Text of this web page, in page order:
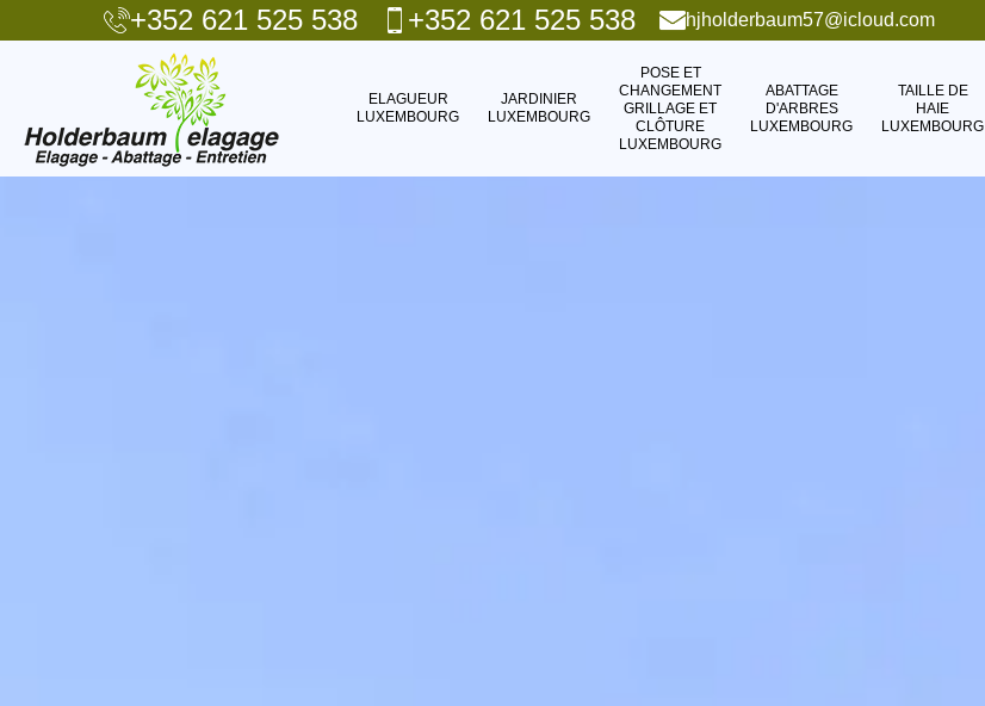
+352 621 525 538 +352 621 525 538 hjholderbaum57@icloud.com
ELAGUEUR
LUXEMBOURG
JARDINIER
LUXEMBOURG
POSE ET
CHANGEMENT
GRILLAGE ET
CLÔTURE
LUXEMBOURG
ABATTAGE
D'ARBRES
LUXEMBOURG
TAILLE DE
HAIE
LUXEMBOURG